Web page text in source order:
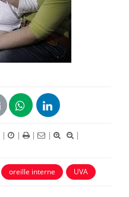
| | | |
|
oreille interne UVA